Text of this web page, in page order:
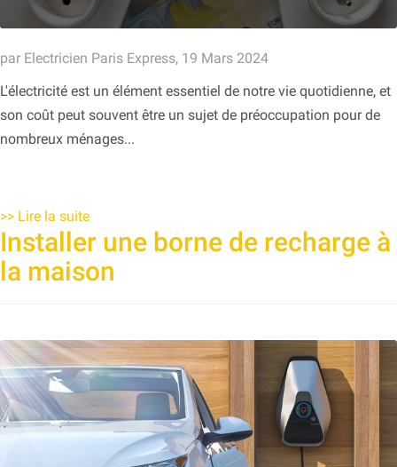
par Electricien Paris Express, 19 Mars 2024
L'électricité est un élément essentiel de notre vie quotidienne, et
son coût peut souvent être un sujet de préoccupation pour de
nombreux ménages...
>> Lire la suite
Installer une borne de recharge à
la maison